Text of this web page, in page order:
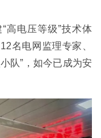
高电压等级”技术体
名电网监理专家、
队”，如今已成为安